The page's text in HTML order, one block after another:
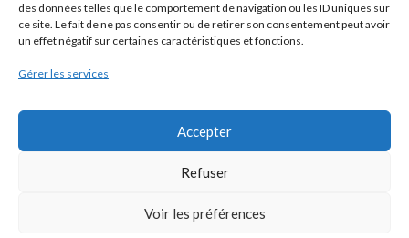
des données telles que le comportement de navigation ou les ID uniques sur
ce site. Le fait de ne pas consentir ou de retirer son consentement peut avoir
un effet négatif sur certaines caractéristiques et fonctions.
Gérer les services
Accepter
Refuser
Voir les préférences
CEMO
1.609,00€ HT (1.930,80€TTC)
CEMO
2.954,00€ HT (
Bac de rétention
souple PVC 100
Bac de rétention
souple PVC 144